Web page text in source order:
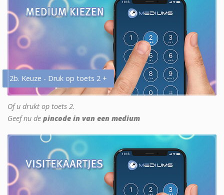
2b. Keuze - Druk op toets 2 +
Of u drukt op toets 2.
Geef nu de pincode in van een medium